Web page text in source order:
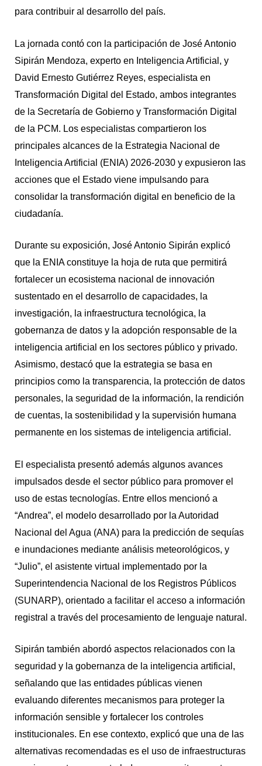
para contribuir al desarrollo del país.
La jornada contó con la participación de José Antonio
Sipirán Mendoza, experto en Inteligencia Artificial, y
David Ernesto Gutiérrez Reyes, especialista en
Transformación Digital del Estado, ambos integrantes
de la Secretaría de Gobierno y Transformación Digital
de la PCM. Los especialistas compartieron los
principales alcances de la Estrategia Nacional de
Inteligencia Artificial (ENIA) 2026-2030 y expusieron las
acciones que el Estado viene impulsando para
consolidar la transformación digital en beneficio de la
ciudadanía.
Durante su exposición, José Antonio Sipirán explicó
que la ENIA constituye la hoja de ruta que permitirá
fortalecer un ecosistema nacional de innovación
sustentado en el desarrollo de capacidades, la
investigación, la infraestructura tecnológica, la
gobernanza de datos y la adopción responsable de la
inteligencia artificial en los sectores público y privado.
Asimismo, destacó que la estrategia se basa en
principios como la transparencia, la protección de datos
personales, la seguridad de la información, la rendición
de cuentas, la sostenibilidad y la supervisión humana
permanente en los sistemas de inteligencia artificial.
El especialista presentó además algunos avances
impulsados desde el sector público para promover el
uso de estas tecnologías. Entre ellos mencionó a
“Andrea”, el modelo desarrollado por la Autoridad
Nacional del Agua (ANA) para la predicción de sequías
e inundaciones mediante análisis meteorológicos, y
“Julio”, el asistente virtual implementado por la
Superintendencia Nacional de los Registros Públicos
(SUNARP), orientado a facilitar el acceso a información
registral a través del procesamiento de lenguaje natural.
Sipirán también abordó aspectos relacionados con la
seguridad y la gobernanza de la inteligencia artificial,
señalando que las entidades públicas vienen
evaluando diferentes mecanismos para proteger la
información sensible y fortalecer los controles
institucionales. En ese contexto, explicó que una de las
alternativas recomendadas es el uso de infraestructuras